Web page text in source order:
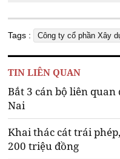
Tags : Công ty cổ phần Xây
TIN LIÊN QUAN
Bắt 3 cán bộ liên
Nai
Khai thác cát trái
200 triệu đồng